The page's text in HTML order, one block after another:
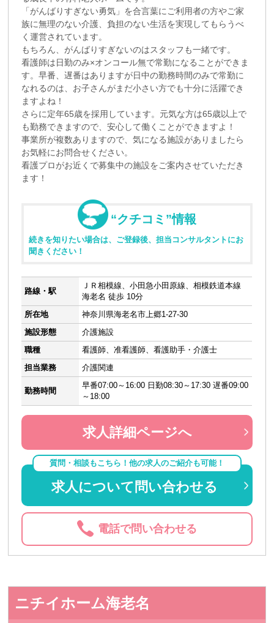
「がんばりすぎない勇気」を合言葉にご利用者の方やご家
族に無理のない介護、負担のない生活を実現してもらうべ
く運営されています。
もちろん、がんばりすぎないのはスタッフも一緒です。
看護師は日勤のみ×オンコール無で常勤になることができま
す。早番、遅番はありますが日中の勤務時間のみで常勤に
なれるのは、お子さんがまだ小さい方でも十分に活躍でき
ますよね！
さらに定年65歳を採用しています。元気な方は65歳以上で
も勤務できますので、安心して働くことができますよ！
事業所が複数ありますので、気になる施設がありましたら
お気軽にお問合せください。
看護プロがお近くで募集中の施設をご案内させていただき
ます！
“クチコミ”情報
続きを知りたい場合は、ご登録後、担当コンサルタントにお
聞きください！
路線・駅
ＪＲ相模線、小田急小田原線、相模鉄道本線
海老名 徒歩 10分
所在地
神奈川県海老名市上郷1-27-30
施設形態
介護施設
職種
看護師、准看護師、看護助手・介護士
担当業務
介護関連
勤務時間
早番07:00～16:00 日勤08:30～17:30 遅番09:00
～18:00
求人詳細ページへ
質問・相談もこちら！他の求人のご紹介も可能！
求人について問い合わせる
電話で問い合わせる
ニチイホーム海老名